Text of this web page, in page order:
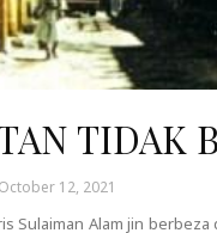
TIDAK
12, 2021
Sulaiman Alam jin